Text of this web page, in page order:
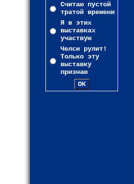
Считаю пустой
тратой времени
Я в этих
выставках
участвую
Челси рулит!
Только эту
выставку
признаю